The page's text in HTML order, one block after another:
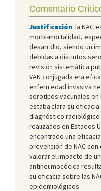
Comentario
Justificación: la NAC
morbi-mortalidad,
desarrollo, siendo un
debidas a distintos
revisión sistemática
VAN conjugada era
enfermedad invasiva
serotipos vacunales en
estaba clara su eficacia
diagnóstico radiológico
realizados en Estados
encontrado una
prevención de NAC
valorar el impacto de
antineumocócica
su eficacia sobre las
epidemiológicos.